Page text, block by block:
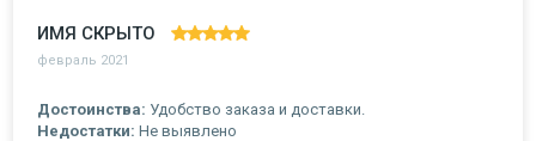
ИМЯ СКРЫТО
февраль 2021
Достоинства: Удобство заказа и доставки.
Недостатки: Не выявлено